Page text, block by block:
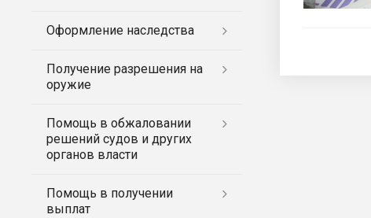
Оформление наследства
Получение разрешения на
оружие
Помощь в обжаловании
решений судов и других
органов власти
Помощь в получении
выплат